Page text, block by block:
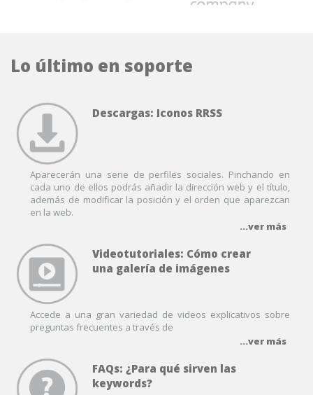
Lo último en soporte
Descargas: Iconos RRSS
Aparecerán una serie de perfiles sociales. Pinchando en
cada uno de ellos podrás añadir la dirección web y el título,
además de modificar la posición y el orden que aparezcan
en la web.
...ver más
Videotutoriales: Cómo crear
una galería de imágenes
Accede a una gran variedad de videos explicativos sobre
preguntas frecuentes a través de
...ver más
FAQs: ¿Para qué sirven las
keywords?